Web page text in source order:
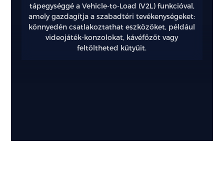
tápegységgé a Vehicle-to-Load (V2L) funkcióval,
amely gazdagítja a szabadtéri tevékenységeket:
könnyedén csatlakoztathat eszközöket, például
videojáték-konzolokat, kávéfőzőt vagy
feltöltheted kütyüit.